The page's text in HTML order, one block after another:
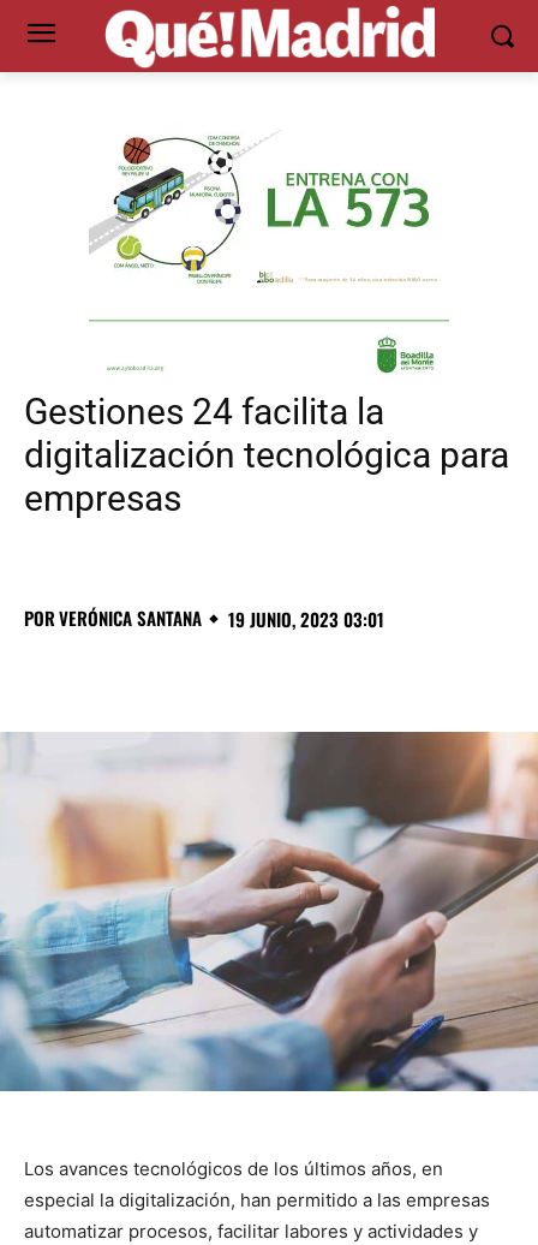
Gestiones 24 facilita la
digitalización tecnológica para
empresas
PORVERÓNICA SANTANA 19 JUNIO, 2023 03:01
Los avances tecnológicos de los últimos años, en
especial la digitalización, han permitido a las empresas
automatizar procesos, facilitar labores y actividades y